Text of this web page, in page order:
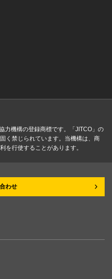
力機構の登録商標です。「JITCO」の
く禁じられています。当機構は、商
を行使することがあります。
わせ